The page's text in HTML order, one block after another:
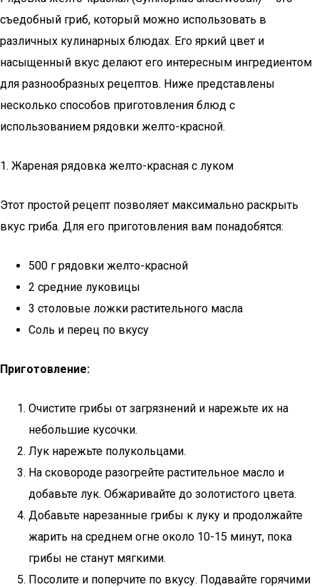
съедобный гриб, который можно использовать в
различных кулинарных блюдах. Его яркий цвет и
насыщенный вкус делают его интересным ингредиентом
для разнообразных рецептов. Ниже представлены
несколько способов приготовления блюд с
использованием рядовки желто-красной.
1. Жареная рядовка желто-красная с луком
Этот простой рецепт позволяет максимально раскрыть
вкус гриба. Для его приготовления вам понадобятся:
500 г рядовки желто-красной
2 средние луковицы
3 столовые ложки растительного масла
Соль и перец по вкусу
Приготовление:
Очистите грибы от загрязнений и нарежьте их на
небольшие кусочки.
Лук нарежьте полукольцами.
На сковороде разогрейте растительное масло и
добавьте лук. Обжаривайте до золотистого цвета.
Добавьте нарезанные грибы к луку и продолжайте
жарить на среднем огне около 10-15 минут, пока
грибы не станут мягкими.
Посолите и поперчите по вкусу. Подавайте горячими